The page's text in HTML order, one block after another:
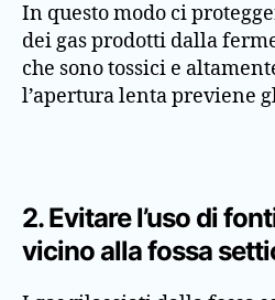
In questo modo ci
dei gas prodotti dalla
che sono tossici e
l’apertura lenta previene
2. Evitare l’uso di
vicino alla fossa